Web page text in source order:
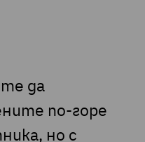
да
по-горе
но с